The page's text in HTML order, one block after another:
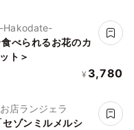
Hakodate-
べられるお花のカ
ト＞
¥ 3,780
店ランジェラ
ゾンミルメルシ